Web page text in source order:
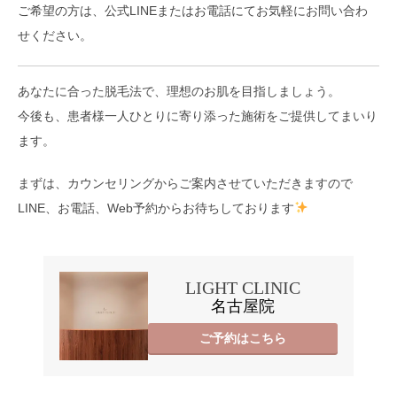
ご希望の方は、公式LINEまたはお電話にてお気軽にお問い合わ
せください。
あなたに合った脱毛法で、理想のお肌を目指しましょう。
今後も、患者様一人ひとりに寄り添った施術をご提供してまいり
ます。
まずは、カウンセリングからご案内させていただきますので
LINE、お電話、Web予約からお待ちしております
LIGHT CLINIC
名古屋院
ご予約はこちら